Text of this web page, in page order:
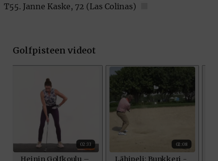
T55. Janne Kaske, 72 (Las Colinas)